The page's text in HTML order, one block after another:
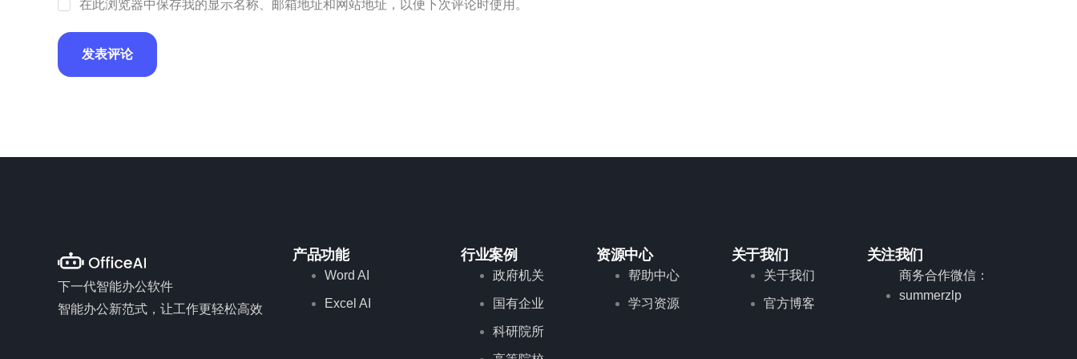
在此浏览器中保存我的显示名称、邮箱地址和网站地址，以便下次评论时使用。
下一代智能办公软件
智能办公新范式，让工作更轻松高效
产品功能
Word AI
Excel AI
行业案例
政府机关
国有企业
科研院所
资源中心
帮助中心
学习资源
关于我们
关于我们
官方博客
关注我们
商务合作微信：
summerzlp